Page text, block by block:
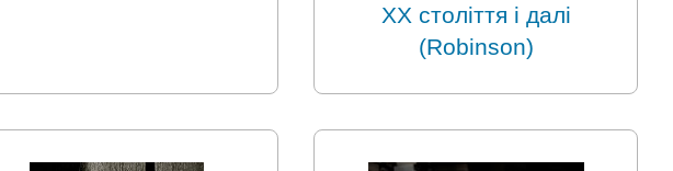
ХХ століття і далі
(Robinson)